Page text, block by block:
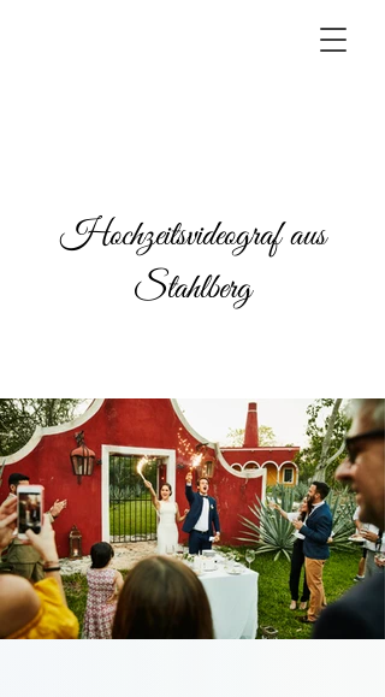
Hochzeitsvideograf aus
Stahlberg